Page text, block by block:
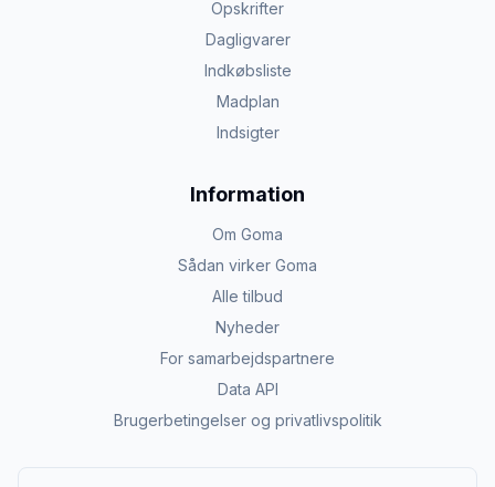
Opskrifter
Dagligvarer
Indkøbsliste
Madplan
Indsigter
Information
Om Goma
Sådan virker Goma
Alle tilbud
Nyheder
For samarbejdspartnere
Data API
Brugerbetingelser og privatlivspolitik